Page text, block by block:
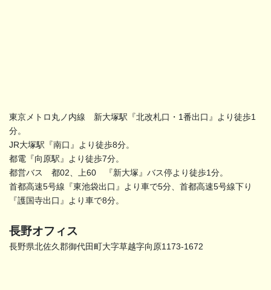
東京メトロ丸ノ内線 新大塚駅『北改札口・1番出口』より徒歩1
分。
JR大塚駅『南口』より徒歩8分。
都電『向原駅』より徒歩7分。
都営バス 都02、上60 『新大塚』バス停より徒歩1分。
首都高速5号線『東池袋出口』より車で5分、首都高速5号線下り
『護国寺出口』より車で8分。
長野オフィス
長野県北佐久郡御代田町大字草越字向原1173-1672